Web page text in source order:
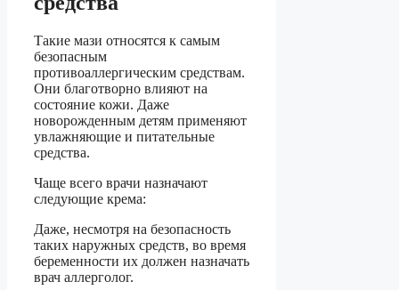
Такие мази относятся к самым
безопасным
противоаллергическим средствам.
Они благотворно влияют на
состояние кожи. Даже
новорожденным детям применяют
увлажняющие и питательные
средства.
Чаще всего врачи назначают
следующие крема:
Даже, несмотря на безопасность
таких наружных средств, во время
беременности их должен назначать
врач аллерголог.